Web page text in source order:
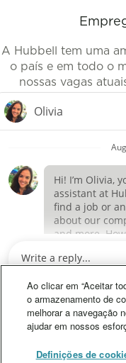
A Hubbell tem uma
o país e em todo o
nossas vagas
© 2026 Hubbell
Ao clicar em “Aceitar
o armazenamento de
melhorar a navegação
ajudar em nossos
Definições de